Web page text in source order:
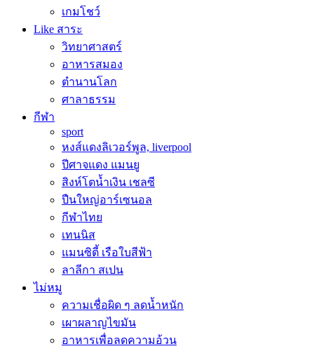
เกมโชว์
Like สาระ
วิทยาศาสตร์
อาหารสมอง
ตำนานโลก
ศาลาธรรม
กีฬา
sport
หงส์แดงลิเวอร์พูล, liverpool
ปีศาจแดง แมนยู
สิงห์โตน้ำเงิน เชลซี
ปืนใหญ่อาร์เซนอล
กีฬาไทย
เทนนิส
แมนซิตี้ เรือใบสีฟ้า
ลาลีกา สเปน
ไม่หมู
ความเชื่อผิด ๆ ลดน้ำหนัก
เผาผลาญไขมัน
อาหารเพื่อลดความอ้วน